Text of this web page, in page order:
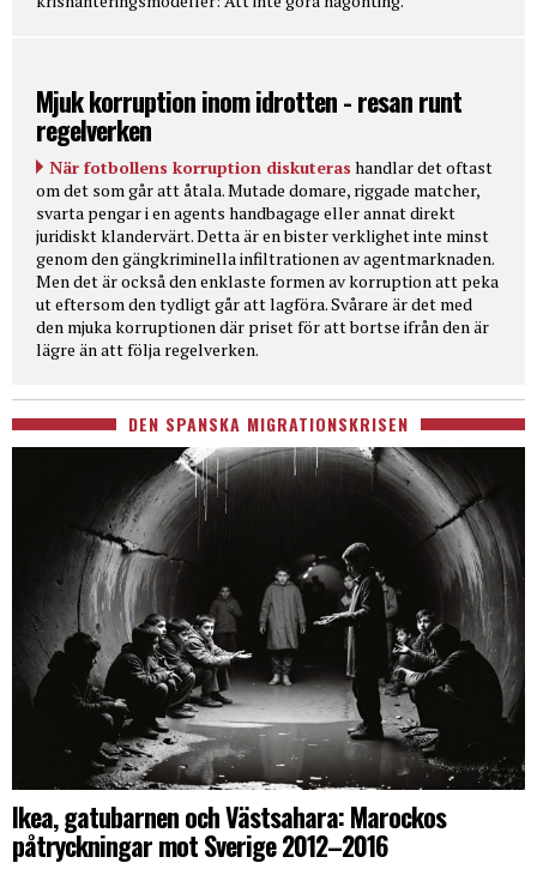
Mjuk korruption inom idrotten - resan runt
regelverken
När fotbollens korruption diskuteras handlar det oftast
om det som går att åtala. Mutade domare, riggade matcher,
svarta pengar i en agents handbagage eller annat direkt
juridiskt klandervärt. Detta är en bister verklighet inte minst
genom den gängkriminella infiltrationen av agentmarknaden.
Men det är också den enklaste formen av korruption att peka
ut eftersom den tydligt går att lagföra. Svårare är det med
den mjuka korruptionen där priset för att bortse ifrån den är
lägre än att följa regelverken.
DEN SPANSKA MIGRATIONSKRISEN
Ikea, gatubarnen och Västsahara: Marockos
påtryckningar mot Sverige 2012–2016